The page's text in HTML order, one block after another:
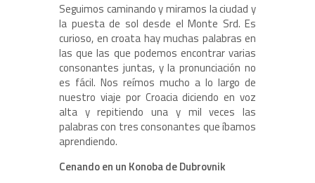
Seguimos caminando y miramos la ciudad y
la puesta de sol desde el Monte Srd. Es
curioso, en croata hay muchas palabras en
las que las que podemos encontrar varias
consonantes juntas, y la pronunciación no
es fácil. Nos reímos mucho a lo largo de
nuestro viaje por Croacia diciendo en voz
alta y repitiendo una y mil veces las
palabras con tres consonantes que íbamos
aprendiendo.
Cenando en un Konoba de Dubrovnik